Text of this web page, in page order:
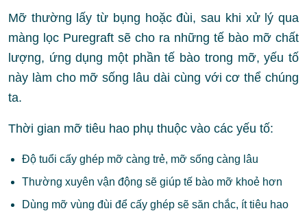
Mỡ thường lấy từ bụng hoặc đùi, sau khi xử lý qua
màng lọc Puregraft sẽ cho ra những tế bào mỡ chất
lượng, ứng dụng một phần tế bào trong mỡ, yếu tố
này làm cho mỡ sống lâu dài cùng với cơ thể chúng
ta.
Thời gian mỡ tiêu hao phụ thuộc vào các yếu tố:
Độ tuổi cấy ghép mỡ càng trẻ, mỡ sống càng lâu
Thường xuyên vận động sẽ giúp tế bào mỡ khoẻ hơn
Dùng mỡ vùng đùi để cấy ghép sẽ săn chắc, ít tiêu hao